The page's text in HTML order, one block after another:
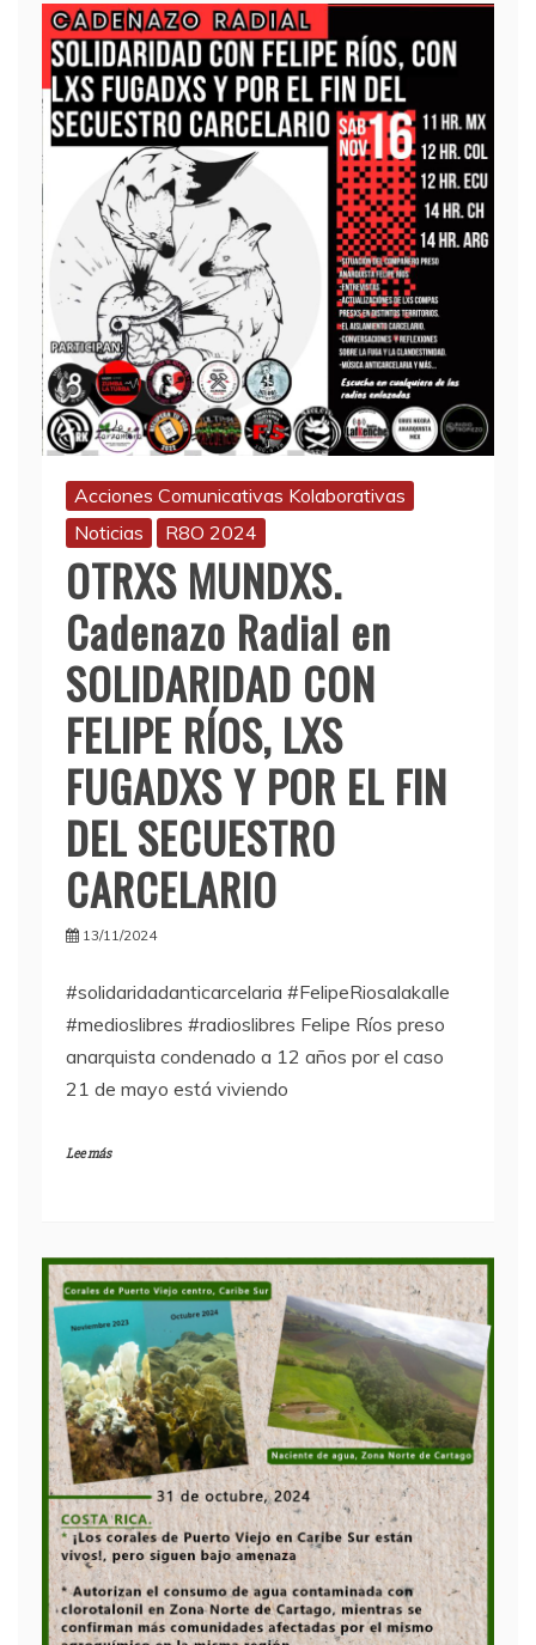
Acciones Comunicativas Kolaborativas
Noticias
R8O 2024
OTRXS MUNDXS.
Cadenazo Radial en
SOLIDARIDAD CON
FELIPE RÍOS, LXS
FUGADXS Y POR EL FIN
DEL SECUESTRO
CARCELARIO
13/11/2024
#solidaridadanticarcelaria #FelipeRiosalakalle
#medioslibres #radioslibres Felipe Ríos preso
anarquista condenado a 12 años por el caso
21 de mayo está viviendo
Lee más